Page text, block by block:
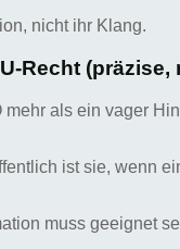
nicht ihr Klang.
Recht
mehr als ein vager
ist sie, wenn
muss geeignet